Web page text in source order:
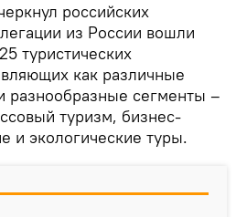
российских
из России вошли
туристических
как различные
разнообразные сегменты –
туризм, бизнес-
и экологические туры.